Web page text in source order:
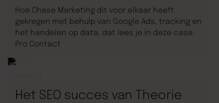
Hoe Chase Marketing dit voor elkaar heeft
gekregen met behulp van Google Ads, tracking en
het handelen op data, dat lees je in deze case.
Pro Contact
Het SEO succes van Theorie